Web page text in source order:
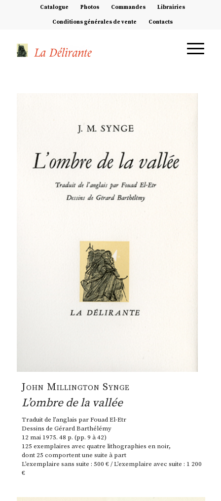
Catalogue Photos Commandes Librairies
Conditions générales de vente Contacts
John Millington Synge
L’ombre de la vallée
Traduit de l’anglais par Fouad El-Etr
Dessins de Gérard Barthélémy
12 mai 1975. 48 p. (pp. 9 à 42)
125 exemplaires avec quatre lithographies en noir,
dont 25 comportent une suite à part
L’exemplaire sans suite : 500 € / L’exemplaire avec suite : 1 200
€